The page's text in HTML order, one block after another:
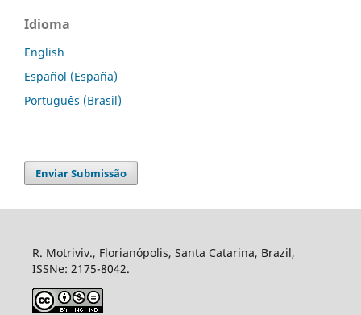
Idioma
English
Español (España)
Português (Brasil)
Enviar Submissão
R. Motriviv., Florianópolis, Santa Catarina, Brazil,
ISSNe: 2175-8042.